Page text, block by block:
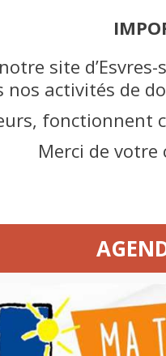
site
nos activités de
fonctionnent
Merci de votre